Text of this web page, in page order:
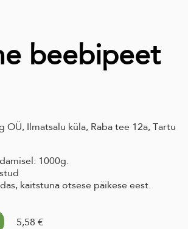
beebipeet
OÜ, Ilmatsalu küla, Raba tee 12a, Tartu
1000g.
kaitstuna otsese päikese eest.
5,58 €